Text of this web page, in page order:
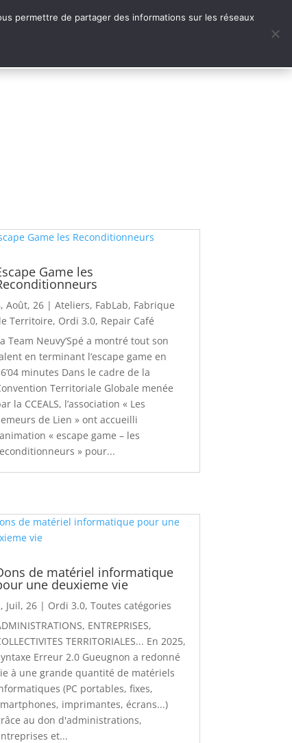
Game les
Août, 26| Ateliers, FabLab, Fabrique
Territoire, Ordi 3.0, Repair Café
Team Neuvy’Spé a montré tout son
en terminant l’escape game en
minutes Dans le cadre de la
Territoriale Globale menée
la CCEALS, l’association « Les
de Lien » ont accueilli
« escape game – les
» pour...
de matériel informatique
une deuxieme vie
Juil, 26| Ordi 3.0, Toutes catégories
ENTREPRISES,
TERRITORIALES... En 2025,
Erreur 2.0 Gueugnon a redonné
à une grande quantité de matériels
(PC portables, fixes,
imprimantes, écrans...)
au don d'administrations,
et...
permettre de partager des informations sur les réseaux